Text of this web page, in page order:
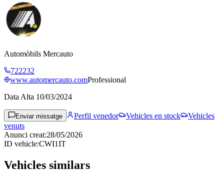
Automòbils Mercauto
722232
www.automercauto.comProfessional
Data Alta 10/03/2024
Enviar missatge Perfil venedor Vehicles en stock
Vehicles
venuts
Anunci creat:28/05/2026
ID vehicle:CWI1IT
Vehicles similars